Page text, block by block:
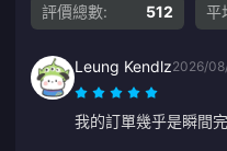
評價總數: 512 平
Leung Kendlz2026/
我的訂單幾乎是瞬間